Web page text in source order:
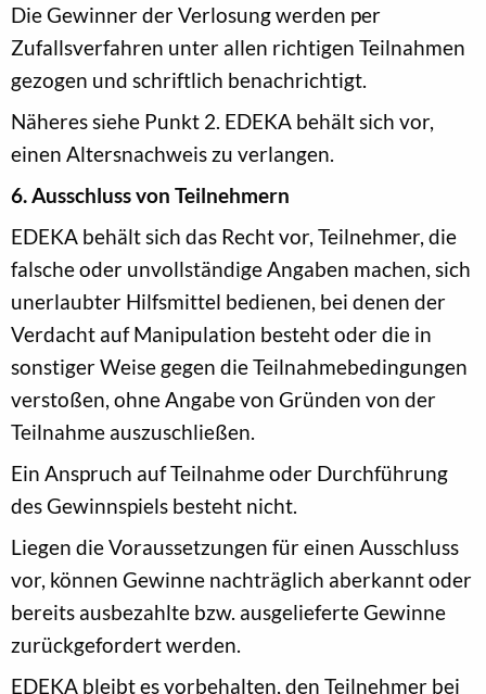
Die Gewinner der Verlosung werden per
Zufallsverfahren unter allen richtigen Teilnahmen
gezogen und schriftlich benachrichtigt.
Näheres siehe Punkt 2. EDEKA behält sich vor,
einen Altersnachweis zu verlangen.
6. Ausschluss von Teilnehmern
EDEKA behält sich das Recht vor, Teilnehmer, die
falsche oder unvollständige Angaben machen, sich
unerlaubter Hilfsmittel bedienen, bei denen der
Verdacht auf Manipulation besteht oder die in
sonstiger Weise gegen die Teilnahmebedingungen
verstoßen, ohne Angabe von Gründen von der
Teilnahme auszuschließen.
Ein Anspruch auf Teilnahme oder Durchführung
des Gewinnspiels besteht nicht.
Liegen die Voraussetzungen für einen Ausschluss
vor, können Gewinne nachträglich aberkannt oder
bereits ausbezahlte bzw. ausgelieferte Gewinne
zurückgefordert werden.
EDEKA bleibt es vorbehalten, den Teilnehmer bei